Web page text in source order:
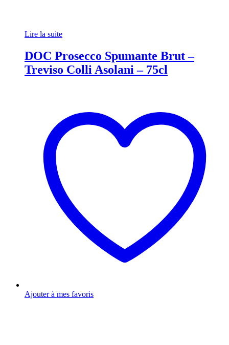
Lire la suite
DOC Prosecco Spumante Brut –
Treviso Colli Asolani – 75cl
Ajouter à mes favoris